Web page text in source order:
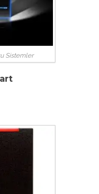
Sistemler